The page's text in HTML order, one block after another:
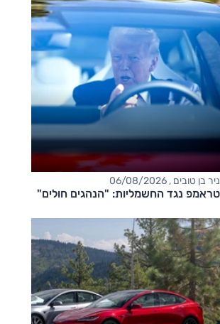
ניר בן טובים , 06/08/2026
טראמפ נגד החשמליות: "הנהגים חולים"